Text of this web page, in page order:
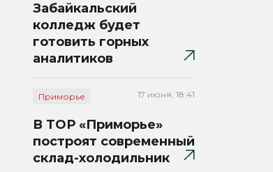
Забайкальский
колледж будет
готовить горных
аналитиков
Приморье 17 июня, 18:41
В ТОР «Приморье»
построят современный
склад-холодильник